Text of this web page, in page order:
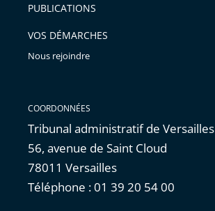
avant
PUBLICATIONS
VOS DÉMARCHES
Nous rejoindre
COORDONNÉES
Tribunal administratif de Versailles
56, avenue de Saint Cloud
78011 Versailles
Téléphone : 01 39 20 54 00